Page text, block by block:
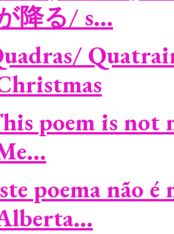
降る/ s...
poem is not
poema não